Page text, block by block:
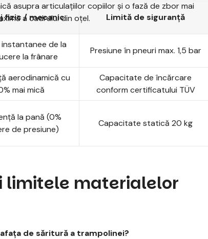
asupra articulațiilor copiilor și o fază de zbor mai
a cadrului din oțel.
fizic / mecanic Limită de siguranță
de la
la frânare
Presiune în pneuri max. 1,5 bar
aerodinamică cu
mai mică
Capacitate de încărcare
conform certificatului TÜV
la pană (0%
de presiune)
Capacitate statică 20 kg
limitele materialelor
de săritură a trampolinei?